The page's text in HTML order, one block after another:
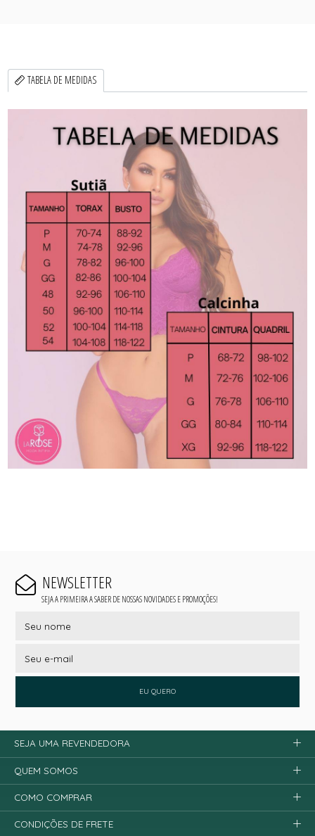
TABELA DE MEDIDAS
NEWSLETTER
SEJA A PRIMEIRA A SABER DE NOSSAS NOVIDADES E PROMOÇÕES!
EU QUERO
SEJA UMA REVENDEDORA
QUEM SOMOS
COMO COMPRAR
CONDIÇÕES DE FRETE